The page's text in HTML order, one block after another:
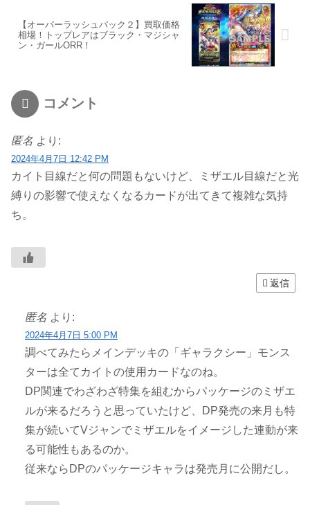
【オーバーラッシュパック２】買取価格
相場！トップレアはブラック・マジシャ
ン・ガールORR！
コメント
匿名 より:
2024年4月7日 12:42 PM
カイト目線だと何の問題もないけど、ミザエル目線だと光
縛りの影響で使えなくなるカードが出てきて複雑な気持
ち。
返信
匿名 より:
2024年4月7日 5:00 PM
調べてみたらメインデッキの「ギャラクシー」モンス
ターは全てカイトの使用カードなのね。
DP関連でわざわざ特集を組むからパッケージのミザエ
ルが来るだろうと思っていたけど、DP発売の来月も特
集が続いてVジャンでミザエルをイメージした連動が来
る可能性もあるのか。
従来ならDPのパッケージキャラは発売月に公開だし。